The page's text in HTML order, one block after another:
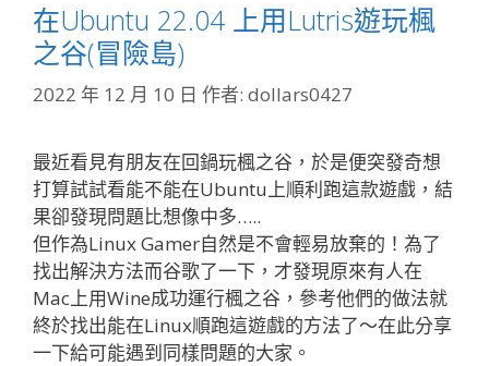
在Ubuntu 22.04 上用Lutris遊玩楓
之谷(冒險島)
2022 年 12 月 10 日 作者: dollars0427
最近看見有朋友在回鍋玩楓之谷，於是便突發奇想
打算試試看能不能在Ubuntu上順利跑這款遊戲，結
果卻發現問題比想像中多…..
但作為Linux Gamer自然是不會輕易放棄的！為了
找出解決方法而谷歌了一下，才發現原來有人在
Mac上用Wine成功運行楓之谷，參考他們的做法就
終於找出能在Linux順跑這遊戲的方法了～在此分享
一下給可能遇到同樣問題的大家。